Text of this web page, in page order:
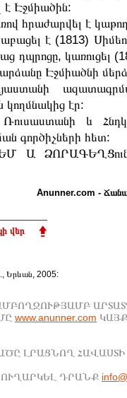
Էջմիածին:
հրաժարվել է
է (1813)
դպրոցը, կառուցել
Էջմիածնի
էր:
և
գործիչների հետ:
Ա ՁՈՐԱԳԵՂՑուն
Anunner.com -
վեր
Երևան, 2005:
www.anunner.com
ԼՐԱՑՆՈՂ ՀԱՎԱՍՏԻ
ԴՐԱՆՔ